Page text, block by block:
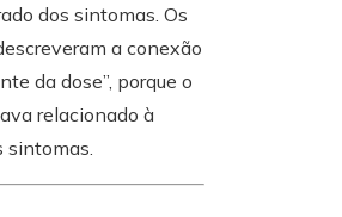
dos sintomas. Os
a conexão
da dose”, porque o
relacionado à
sintomas.